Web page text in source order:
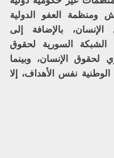
ومنظمة العفو الدولية
بالإضافة إلى
الشبكة السورية لحقوق
لحقوق الإنسان، وبينما
نفس الأهداف، إلا